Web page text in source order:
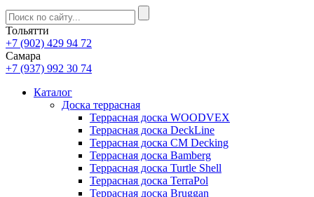
Тольятти
+7 (902) 429 94 72
Самара
+7 (937) 992 30 74
Каталог
Доска террасная
Террасная доска WOODVEX
Террасная доска DeckLine
Террасная доска CM Decking
Террасная доска Bamberg
Террасная доска Turtle Shell
Террасная доска TerraPol
Террасная доска Bruggan